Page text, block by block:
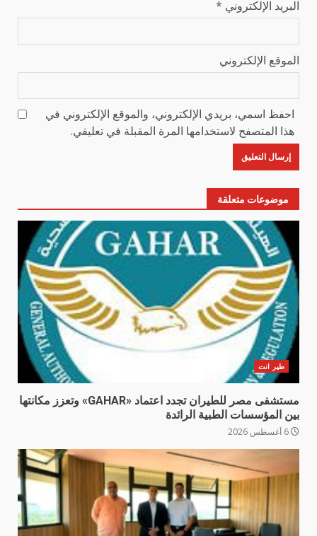
البريد الإلكتروني *
الموقع الإلكتروني
احفظ اسمي، بريدي الإلكتروني، والموقع الإلكتروني في
هذا المتصفح لاستخدامها المرة المقبلة في تعليقي.
موضوعات متعلقة
طير انت
مستشفى مصر للطيران تجدد اعتماد «GAHAR» وتعزز مكانتها
بين المؤسسات الطبية الرائدة